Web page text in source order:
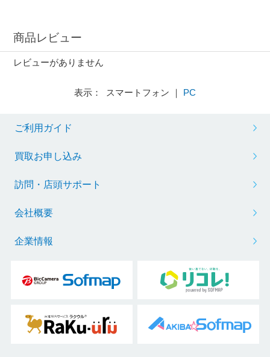
商品レビュー
レビューがありません
表示： スマートフォン ｜ PC
ご利用ガイド
買取お申し込み
訪問・店頭サポート
会社概要
企業情報